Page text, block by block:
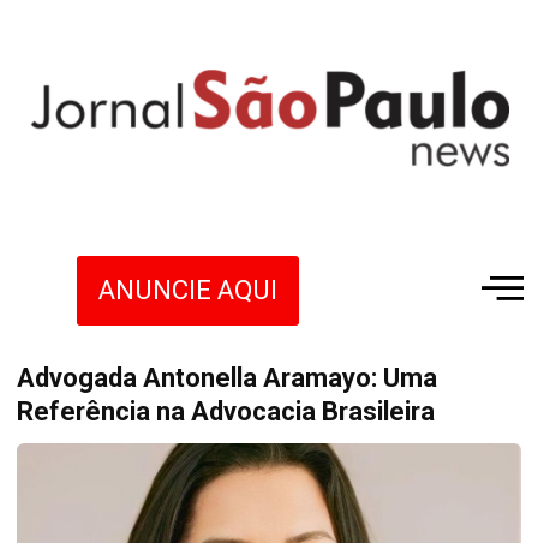
ANUNCIE AQUI
Advogada Antonella Aramayo: Uma
Referência na Advocacia Brasileira